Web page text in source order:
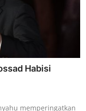
Habisi
memperingatkan